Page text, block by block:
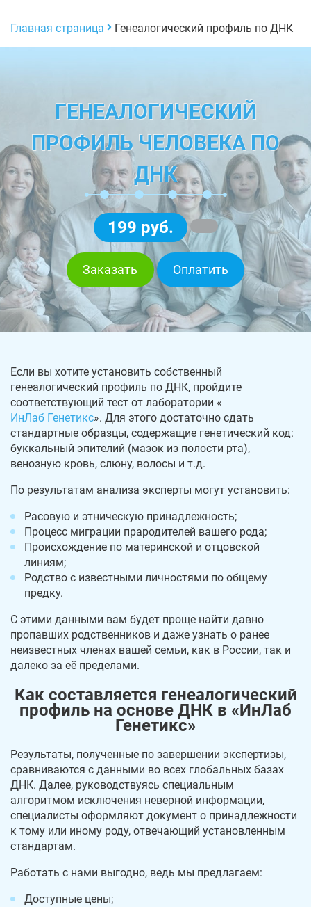
Главная страница Генеалогический профиль по ДНК
ГЕНЕАЛОГИЧЕСКИЙ
ПРОФИЛЬ ЧЕЛОВЕКА ПО
ДНК
199 руб.
Заказать Оплатить
Если вы хотите установить собственный
генеалогический профиль по ДНК, пройдите
соответствующий тест от лаборатории «
ИнЛаб Генетикс». Для этого достаточно сдать
стандартные образцы, содержащие генетический код:
буккальный эпителий (мазок из полости рта),
венозную кровь, слюну, волосы и т.д.
По результатам анализа эксперты могут установить:
Расовую и этническую принадлежность;
Процесс миграции прародителей вашего рода;
Происхождение по материнской и отцовской
линиям;
Родство с известными личностями по общему
предку.
С этими данными вам будет проще найти давно
пропавших родственников и даже узнать о ранее
неизвестных членах вашей семьи, как в России, так и
далеко за её пределами.
Как составляется генеалогический
профиль на основе ДНК в «ИнЛаб
Генетикс»
Результаты, полученные по завершении экспертизы,
сравниваются с данными во всех глобальных базах
ДНК. Далее, руководствуясь специальным
алгоритмом исключения неверной информации,
специалисты оформляют документ о принадлежности
к тому или иному роду, отвечающий установленным
стандартам.
Работать с нами выгодно, ведь мы предлагаем:
Доступные цены;